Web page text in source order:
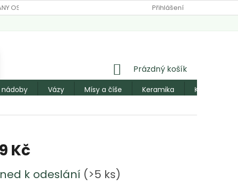
OSOBNÍCH ÚDAJŮ Přihlášení
NÁKUPNÍ
KOŠÍK
Prázdný košík
nádoby Vázy Mísy a číše Keramika
Konve a
Kč
k odeslání (>5 ks)